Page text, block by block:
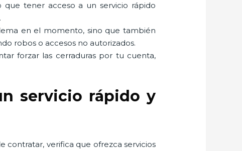
que tener acceso a un servicio rápido
en el momento, sino que también
robos o accesos no autorizados.
forzar las cerraduras por tu cuenta,
servicio rápido y
contratar, verifica que ofrezca servicios